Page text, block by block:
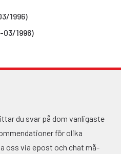
1996)
03/1996)
du svar på dom vanligaste
för olika
oss via epost och chat må-